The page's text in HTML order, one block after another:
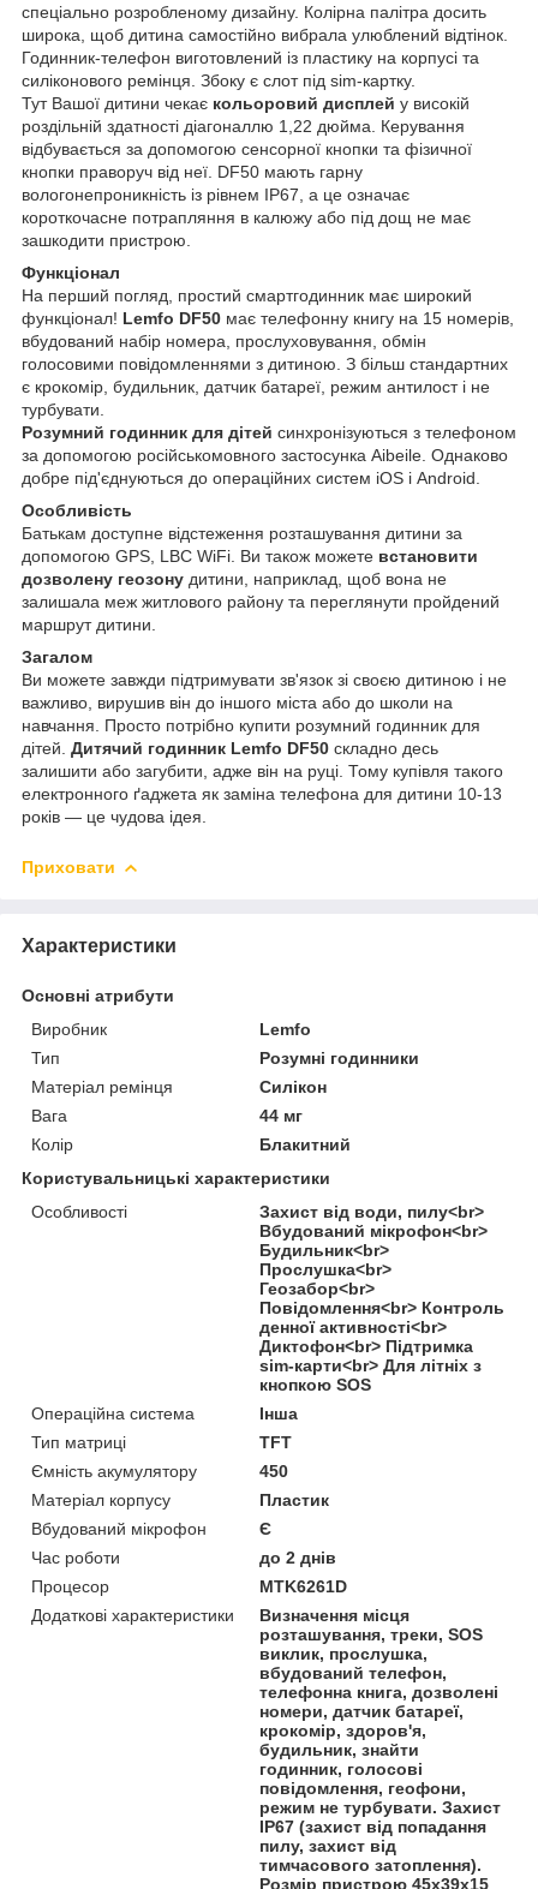
спеціально розробленому дизайну. Колірна палітра досить
широка, щоб дитина самостійно вибрала улюблений відтінок.
Годинник-телефон виготовлений із пластику на корпусі та
силіконового ремінця. Збоку є слот під sim-картку.
Тут Вашої дитини чекає кольоровий дисплей у високій
роздільній здатності діагоналлю 1,22 дюйма. Керування
відбувається за допомогою сенсорної кнопки та фізичної
кнопки праворуч від неї. DF50 мають гарну
вологонепроникність із рівнем IP67, а це означає
короткочасне потрапляння в калюжу або під дощ не має
зашкодити пристрою.
Функціонал
На перший погляд, простий смартгодинник має широкий
функціонал! Lemfo DF50 має телефонну книгу на 15 номерів,
вбудований набір номера, прослуховування, обмін
голосовими повідомленнями з дитиною. З більш стандартних
є крокомір, будильник, датчик батареї, режим антилост і не
турбувати.
Розумний годинник для дітей синхронізуються з телефоном
за допомогою російськомовного застосунка Aibeile. Однаково
добре під'єднуються до операційних систем iOS і Android.
Особливість
Батькам доступне відстеження розташування дитини за
допомогою GPS, LBC WiFi. Ви також можете встановити
дозволену геозону дитини, наприклад, щоб вона не
залишала меж житлового району та переглянути пройдений
маршрут дитини.
Загалом
Ви можете завжди підтримувати зв'язок зі своєю дитиною і не
важливо, вирушив він до іншого міста або до школи на
навчання. Просто потрібно купити розумний годинник для
дітей. Дитячий годинник Lemfo DF50 складно десь
залишити або загубити, адже він на руці. Тому купівля такого
електронного ґаджета як заміна телефона для дитини 10-13
років — це чудова ідея.
Приховати
Характеристики
Основні атрибути
Виробник
Lemfo
Тип
Розумні годинники
Матеріал ремінця
Силікон
Вага
44 мг
Колір
Блакитний
Користувальницькі характеристики
Особливості
Захист від води, пилу<br>
Вбудований мікрофон<br>
Будильник<br>
Прослушка<br>
Геозабор<br>
Повідомлення<br> Контроль
денної активності<br>
Диктофон<br> Підтримка
sim-карти<br> Для літніх з
кнопкою SOS
Операційна система
Інша
Тип матриці
TFT
Ємність акумулятору
450
Матеріал корпусу
Пластик
Вбудований мікрофон
Є
Час роботи
до 2 днів
Процесор
MTK6261D
Додаткові характеристики
Визначення місця
розташування, треки, SOS
виклик, прослушка,
вбудований телефон,
телефонна книга, дозволені
номери, датчик батареї,
крокомір, здоров'я,
будильник, знайти
годинник, голосові
повідомлення, геофони,
режим не турбувати. Захист
IP67 (захист від попадання
пилу, захист від
тимчасового затоплення).
Розмір пристрою 45х39х15